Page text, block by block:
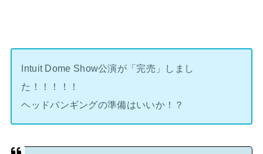
Intuit Dome Show公演が「完売」しまし
た！！！！！
ヘッドバンギングの準備はいいか！？